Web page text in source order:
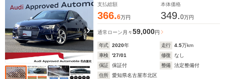
支払総額
366.6万円
本体価格
349.0万円
通常ローン 月々59,000円
年式 2020年 走行 4.5万km
車検
'27/01 修復
なし
保証
保証付 整備
法定整備付
住所
愛知県名古屋市北区